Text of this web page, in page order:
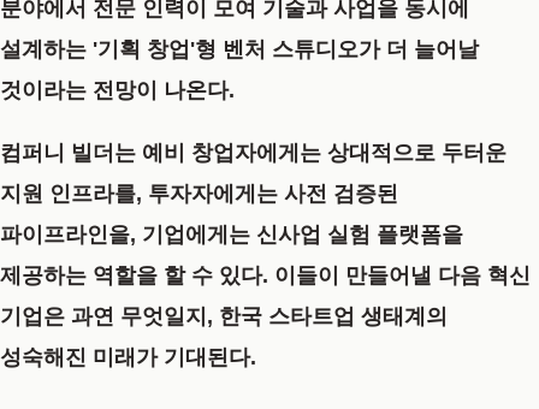
분야에서 전문 인력이 모여 기술과 사업을 동시에
설계하는 '기획 창업'형 벤처 스튜디오가 더 늘어날
것이라는 전망이 나온다.
컴퍼니 빌더는 예비 창업자에게는 상대적으로 두터운
지원 인프라를, 투자자에게는 사전 검증된
파이프라인을, 기업에게는 신사업 실험 플랫폼을
제공하는 역할을 할 수 있다. 이들이 만들어낼 다음 혁신
기업은 과연 무엇일지, 한국 스타트업 생태계의
성숙해진 미래가 기대된다.